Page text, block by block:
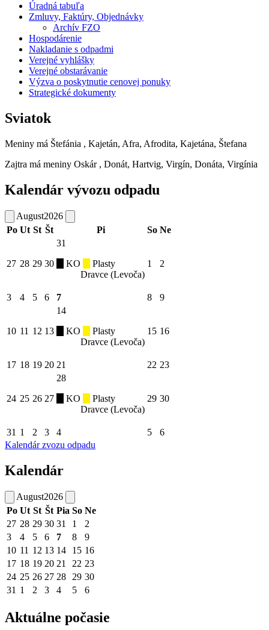
Úradná tabuľa
Zmluvy, Faktúry, Objednávky
Archív FZO
Hospodárenie
Nakladanie s odpadmi
Verejné vyhlášky
Verejné obstarávanie
Výzva o poskytnutie cenovej ponuky
Strategické dokumenty
Sviatok
Meniny má Štefánia , Kajetán, Afra, Afrodita, Kajetána, Štefana
Zajtra má meniny Oskár , Donát, Hartvig, Virgín, Donáta, Virgínia
Kalendár vývozu odpadu
August2026
Po Ut St Št Pi So Ne
27 28 29 30
31
KO
Plasty
Dravce (Levoča)
1 2
3 4 5 6 7 8 9
10 11 12 13
14
KO
Plasty
Dravce (Levoča)
15 16
17 18 19 20 21 22 23
24 25 26 27
28
KO
Plasty
Dravce (Levoča)
29 30
31 1 2 3 4 5
6
Kalendár zvozu odpadu
Kalendár
August2026
Po Ut St Št Pia So Ne
27 28 29 30 31 1
2
3
4 5 6 7 8
9
10 11 12 13 14 15 16
17 18 19 20 21 22 23
24 25 26 27 28 29 30
31 1 2 3 4 5 6
Aktuálne počasie